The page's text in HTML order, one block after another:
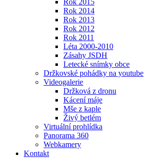
Rok 2015
Rok 2014
Rok 2013
Rok 2012
Rok 2011
Léta 2000-2010
Zásahy JSDH
Letecké snímky obce
Držkovské pohádky na youtube
Videogalerie
Držková z dronu
Kácení máje
Mše z kaple
Živý betlém
Virtuální prohlídka
Panorama 360
Webkamery
Kontakt